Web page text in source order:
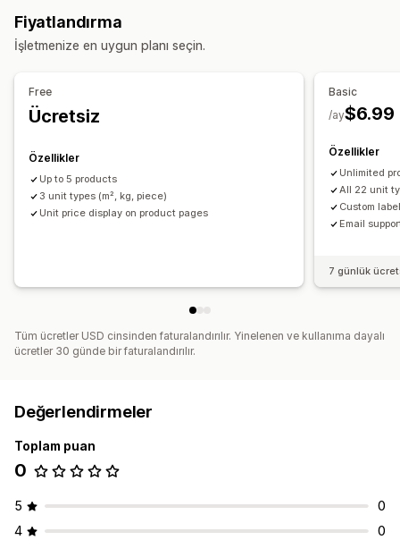
Fiyatlandırma
İşletmenize en uygun planı seçin.
Free
Ücretsiz
Özellikler
Up to 5 products
3 unit types (m², kg, piece)
Unit price display on product pages
Basic
$6.99
/ay
Özellikler
Unlimited
All 22 unit
Custom
Email
7 günlük
Tüm ücretler USD cinsinden faturalandırılır. Yinelenen ve kullanıma dayalı
ücretler 30 günde bir faturalandırılır.
Değerlendirmeler
Toplam puan
0
5
0
4
0